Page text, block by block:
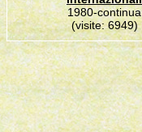
1980-continua
(visite: 6949)